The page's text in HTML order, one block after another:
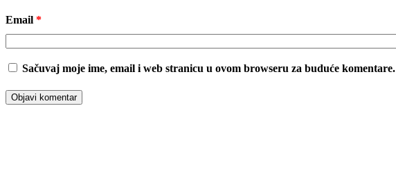
Email *
Sačuvaj moje ime, email i web stranicu u ovom browseru za buduće komentare.